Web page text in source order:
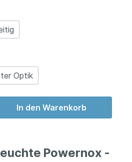
Optik
In den Warenkorb
Powernox -